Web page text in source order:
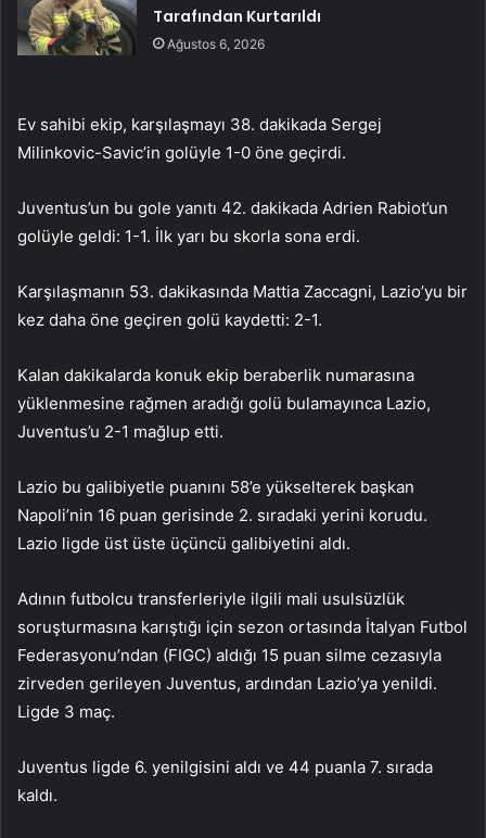
Tarafından Kurtarıldı
Ağustos 6, 2026
Ev sahibi ekip, karşılaşmayı 38. dakikada Sergej
Milinkovic-Savic’in golüyle 1-0 öne geçirdi.
Juventus’un bu gole yanıtı 42. dakikada Adrien Rabiot’un
golüyle geldi: 1-1. İlk yarı bu skorla sona erdi.
Karşılaşmanın 53. dakikasında Mattia Zaccagni, Lazio’yu bir
kez daha öne geçiren golü kaydetti: 2-1.
Kalan dakikalarda konuk ekip beraberlik numarasına
yüklenmesine rağmen aradığı golü bulamayınca Lazio,
Juventus’u 2-1 mağlup etti.
Lazio bu galibiyetle puanını 58’e yükselterek başkan
Napoli’nin 16 puan gerisinde 2. sıradaki yerini korudu.
Lazio ligde üst üste üçüncü galibiyetini aldı.
Adının futbolcu transferleriyle ilgili mali usulsüzlük
soruşturmasına karıştığı için sezon ortasında İtalyan Futbol
Federasyonu’ndan (FIGC) aldığı 15 puan silme cezasıyla
zirveden gerileyen Juventus, ardından Lazio’ya yenildi.
Ligde 3 maç.
Juventus ligde 6. yenilgisini aldı ve 44 puanla 7. sırada
kaldı.